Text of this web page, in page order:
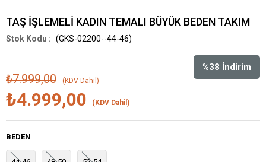
TAŞ İŞLEMELİ KADIN TEMALI BÜYÜK BEDEN TAKIM
(GKS-02200--44-46)
%38 İndirim
₺7.999,00 (KDV Dahil)
₺4.999,00 (KDV Dahil)
BEDEN